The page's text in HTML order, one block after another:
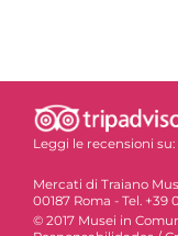
Leggi le recensioni su:
Mercati di Traiano
00187 Roma - Tel.
© 2017 Musei in